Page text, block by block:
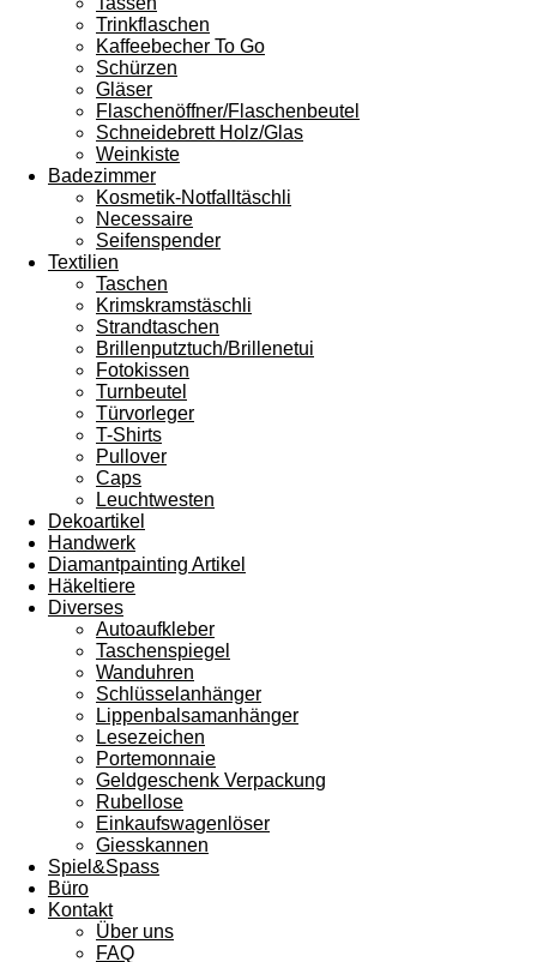
Trinkflaschen
Kaffeebecher To Go
Schürzen
Gläser
Flaschenöffner/Flaschenbeutel
Schneidebrett Holz/Glas
Weinkiste
Badezimmer
Kosmetik-Notfalltäschli
Necessaire
Seifenspender
Textilien
Taschen
Krimskramstäschli
Strandtaschen
Brillenputztuch/Brillenetui
Fotokissen
Turnbeutel
Türvorleger
T-Shirts
Pullover
Caps
Leuchtwesten
Dekoartikel
Handwerk
Diamantpainting Artikel
Häkeltiere
Diverses
Autoaufkleber
Taschenspiegel
Wanduhren
Schlüsselanhänger
Lippenbalsamanhänger
Lesezeichen
Portemonnaie
Geldgeschenk Verpackung
Rubellose
Einkaufswagenlöser
Giesskannen
Spiel&Spass
Büro
Kontakt
Über uns
FAQ